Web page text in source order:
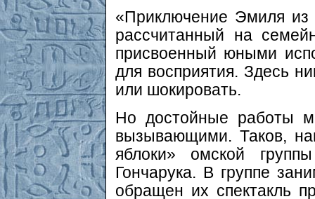
«Приключение Эмиля из
рассчитанный на
присвоенный юными
для восприятия. Здесь
или шокировать.
Но достойные работы
вызывающими. Таков,
яблоки» омской
Гончарука. В группе
обращен их спектакль